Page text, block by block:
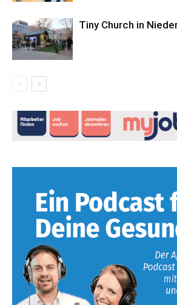
Tiny Church in